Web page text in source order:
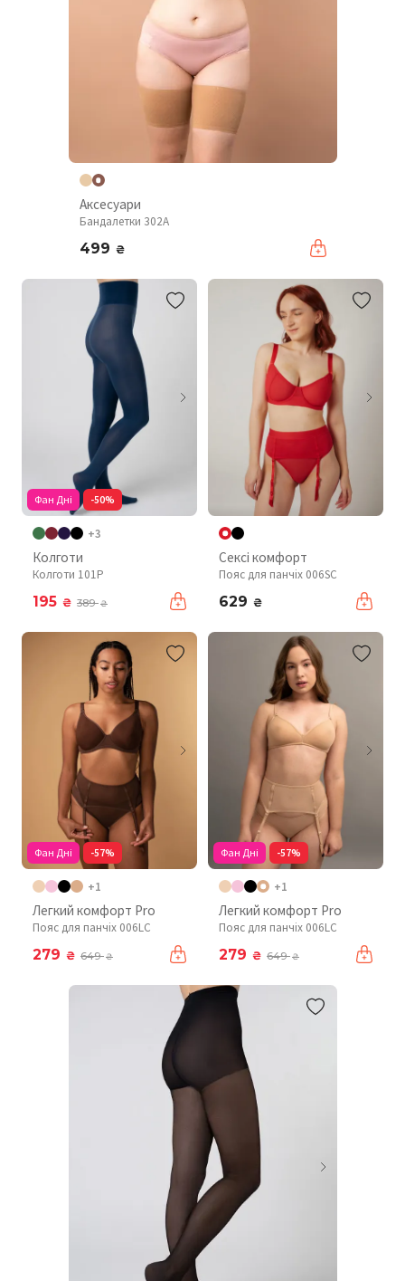
Аксесуари
Бандалетки 302A
499 ₴
Фан Дні -50%
+3
Колготи
Колготи 101P
195 ₴ 389₴
Сексі комфорт
Пояс для панчіх 006SC
629 ₴
Фан Дні -57%
+1
Легкий комфорт Pro
Пояс для панчіх 006LC
279 ₴ 649₴
Фан Дні -57%
+1
Легкий комфорт Pro
Пояс для панчіх 006LC
279 ₴ 649₴